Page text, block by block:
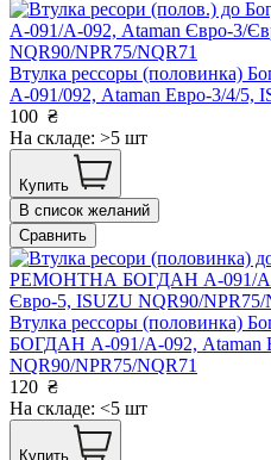
Втулка рессоры (половинка)
А-091/092, Ataman Евро-3/4/5,
100 ₴
На складе: >5 шт
Купить
В список желаний
Сравнить
Втулка рессоры (половинка)
БОГДАН А-091/А-092, Ataman
NQR90/NPR75/NQR71
120 ₴
На складе: <5 шт
Купить